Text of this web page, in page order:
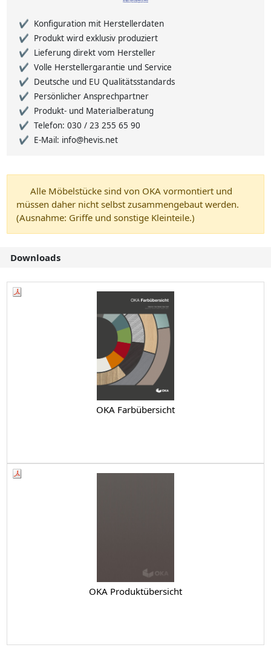
Konfiguration mit Herstellerdaten
Produkt wird exklusiv produziert
Lieferung direkt vom Hersteller
Volle Herstellergarantie und Service
Deutsche und EU Qualitätsstandards
Persönlicher Ansprechpartner
Produkt- und Materialberatung
Telefon: 030 / 23 255 65 90
E-Mail: info@hevis.net
Alle Möbelstücke sind von OKA vormontiert und
müssen daher nicht selbst zusammengebaut werden.
(Ausnahme: Griffe und sonstige Kleinteile.)
Downloads
OKA Farbübersicht
OKA Produktübersicht